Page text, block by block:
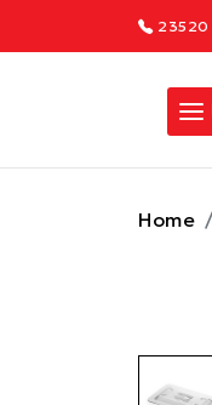
23520
Home